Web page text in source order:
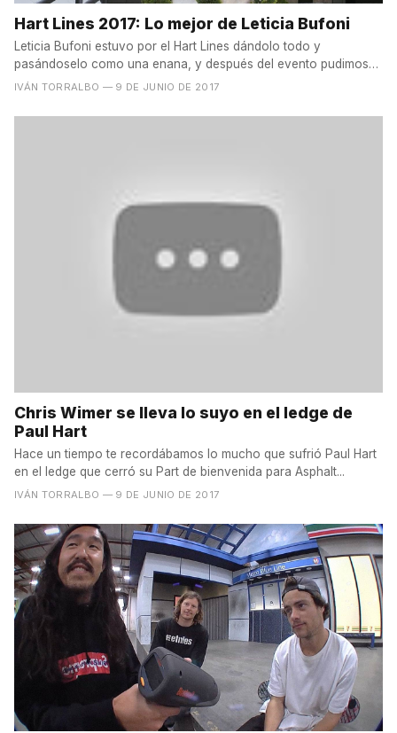
Hart Lines 2017: Lo mejor de Leticia Bufoni
Leticia Bufoni estuvo por el Hart Lines dándolo todo y
pasándoselo como una enana, y después del evento pudimos
ver un...
IVÁN TORRALBO — 9 DE JUNIO DE 2017
Chris Wimer se lleva lo suyo en el ledge de
Paul Hart
Hace un tiempo te recordábamos lo mucho que sufrió Paul Hart
en el ledge que cerró su Part de bienvenida para Asphalt...
IVÁN TORRALBO — 9 DE JUNIO DE 2017